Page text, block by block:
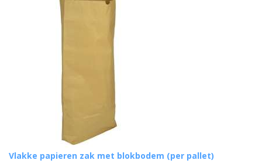
Vlakke papieren zak met blokbodem (per pallet)